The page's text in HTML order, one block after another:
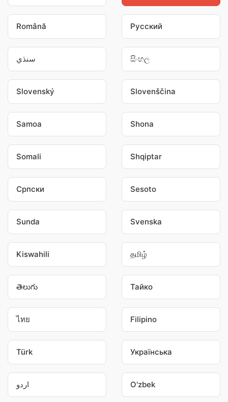
Română Pусский
سنڌي සිංහල
Slovenský Slovenščina
Samoa Shona
Somali Shqiptar
Српски Sesoto
Sunda Svenska
Kiswahili தமிழ்
తెలుగు Тайко
ไทย Filipino
Türk Українська
اردو O'zbek